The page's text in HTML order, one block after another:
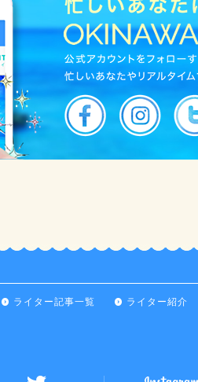
ライター記事一覧 ライター紹介